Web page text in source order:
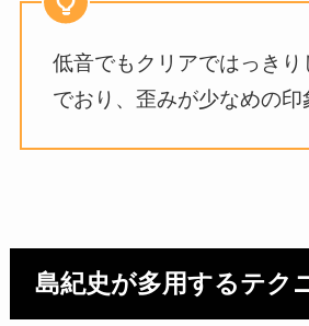
低音でもクリアではっきり
でおり、歪みが少なめの印
島紀史が多用するテク